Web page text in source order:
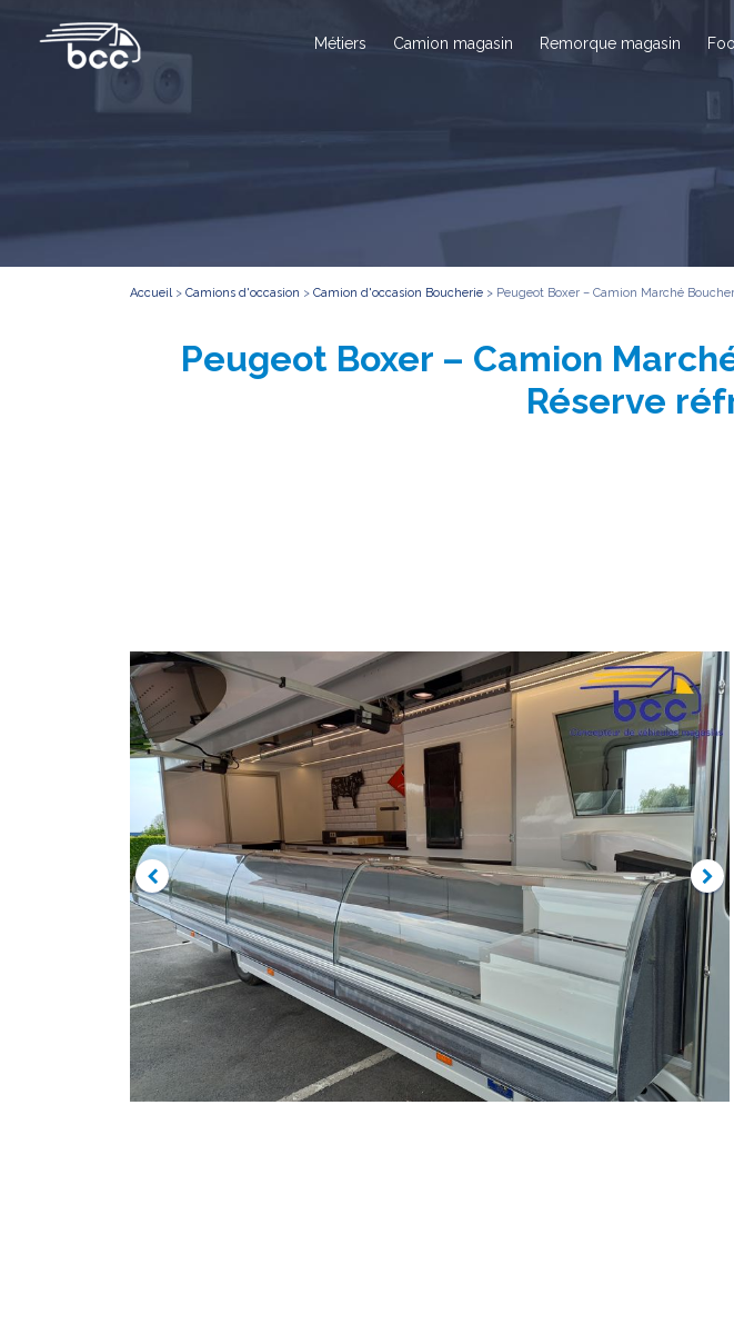
Métiers Camion magasin Remorque magasin
Accueil> Camions d'occasion > Camion d'occasion Boucherie > Peugeot Boxer – Camion Marché
Peugeot Boxer – Camion
Réserve